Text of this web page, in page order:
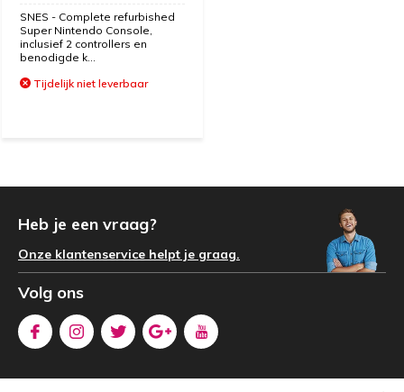
SNES - Complete refurbished
Super Nintendo Console,
inclusief 2 controllers en
benodigde k...
Tijdelijk niet leverbaar
Heb je een vraag?
Onze klantenservice helpt je graag.
Volg ons